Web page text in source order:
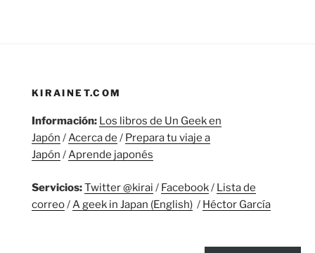
KIRAINET.COM
Información: Los libros de Un Geek en
Japón /Acerca de / Prepara tu viaje a
Japón /Aprende japonés
Servicios:Twitter @kirai / Facebook/ Lista de
correo/ A geek in Japan (English) / Héctor García